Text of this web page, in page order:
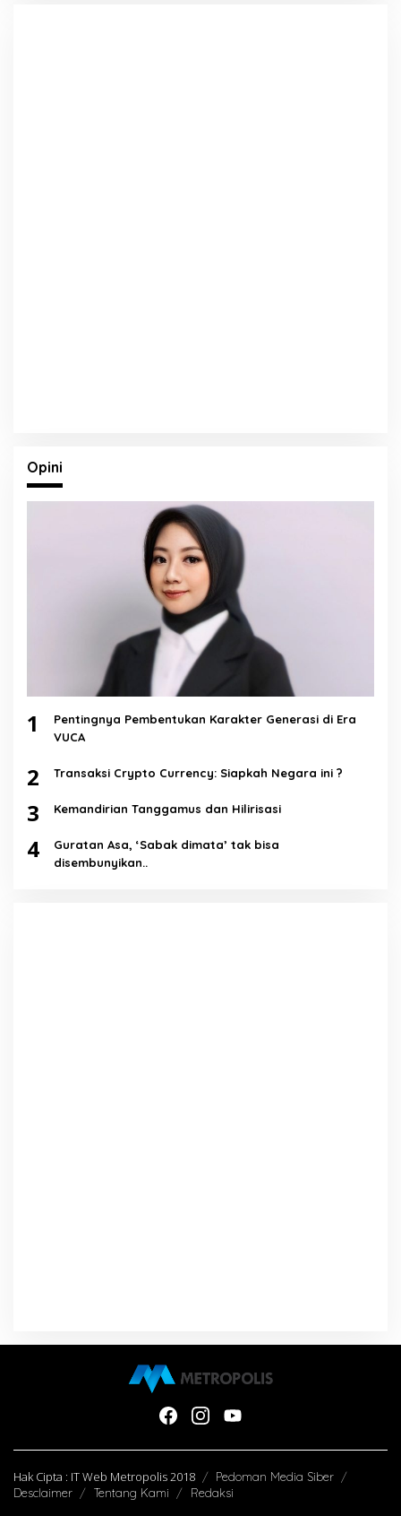
Opini
1
Pentingnya Pembentukan Karakter Generasi di Era
VUCA
2 Transaksi Crypto Currency: Siapkah Negara ini ?
3 Kemandirian Tanggamus dan Hilirisasi
4
Guratan Asa, ‘Sabak dimata’ tak bisa
disembunyikan..
Hak Cipta : IT Web Metropolis 2018
Pedoman Media Siber
Desclaimer
Tentang Kami Redaksi